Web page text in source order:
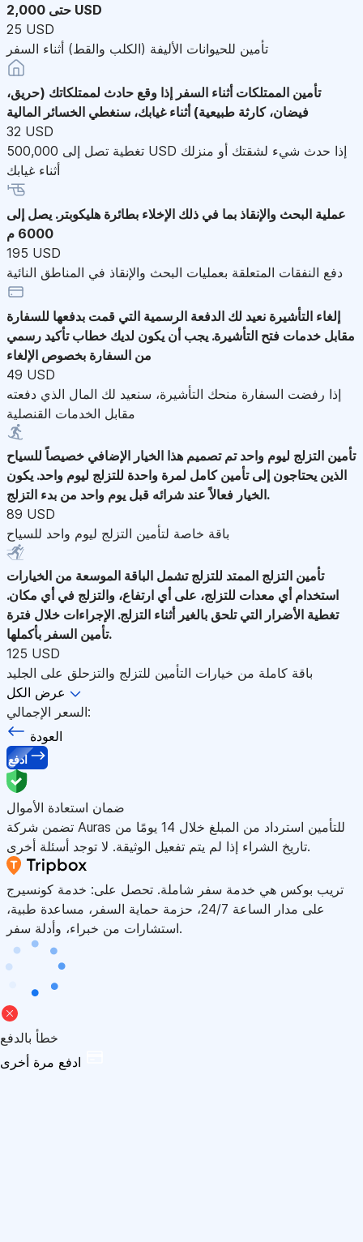
حتى 2,000 USD
25 USD
تأمين للحيوانات الأليفة (الكلب والقط) أثناء السفر
تأمين الممتلكات أثناء السفر إذا وقع حادث لممتلكاتك (حريق،
فيضان، كارثة طبيعية) أثناء غيابك، سنغطي الخسائر المالية
32 USD
تغطية تصل إلى 500,000 USD إذا حدث شيء لشقتك أو منزلك
أثناء غيابك
عملية البحث والإنقاذ بما في ذلك الإخلاء بطائرة هليكوبتر. يصل إلى
6000 م
195 USD
دفع النفقات المتعلقة بعمليات البحث والإنقاذ في المناطق النائية
إلغاء التأشيرة نعيد لك الدفعة الرسمية التي قمت بدفعها للسفارة
مقابل خدمات فتح التأشيرة. يجب أن يكون لديك خطاب تأكيد رسمي
من السفارة بخصوص الإلغاء
49 USD
إذا رفضت السفارة منحك التأشيرة، سنعيد لك المال الذي دفعته
مقابل الخدمات القنصلية
تأمين التزلج ليوم واحد تم تصميم هذا الخيار الإضافي خصيصاً للسياح
الذين يحتاجون إلى تأمين كامل لمرة واحدة للتزلج ليوم واحد. يكون
الخيار فعالاً عند شرائه قبل يوم واحد من بدء التزلج.
89 USD
باقة خاصة لتأمين التزلج ليوم واحد للسياح
تأمين التزلج الممتد للتزلج تشمل الباقة الموسعة من الخيارات
استخدام أي معدات للتزلج، على أي ارتفاع، والتزلج في أي مكان.
تغطية الأضرار التي تلحق بالغير أثناء التزلج. الإجراءات خلال فترة
تأمين السفر بأكملها.
125 USD
باقة كاملة من خيارات التأمين للتزلج والتزحلق على الجليد
عرض الكل
السعر الإجمالي:
العودة
ادفع
ضمان استعادة الأموال
تضمن شركة Auras للتأمين استرداد من المبلغ خلال 14 يومًا من
تاريخ الشراء إذا لم يتم تفعيل الوثيقة. لا توجد أسئلة أخرى.
تريب بوكس هي خدمة سفر شاملة. تحصل على: خدمة كونسيرج
على مدار الساعة 24/7، حزمة حماية السفر، مساعدة طبية،
استشارات من خبراء، وأدلة سفر.
خطأ بالدفع